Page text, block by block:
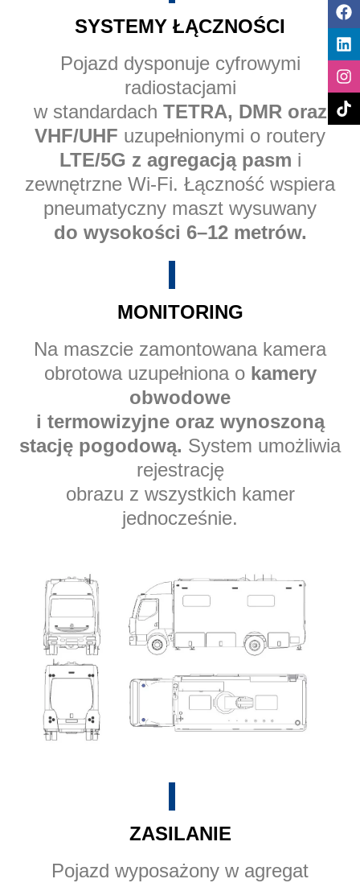
SYSTEMY ŁĄCZNOŚCI
Pojazd dysponuje cyfrowymi
radiostacjami
w standardach TETRA, DMR oraz
VHF/UHF uzupełnionymi o routery
LTE/5G z agregacją pasm i
zewnętrzne Wi-Fi. Łączność wspiera
pneumatyczny maszt wysuwany
do wysokości 6–12 metrów.
MONITORING
Na maszcie zamontowana kamera
obrotowa uzupełniona o kamery
obwodowe
i termowizyjne oraz wynoszoną
stację pogodową. System umożliwia
rejestrację
obrazu z wszystkich kamer
jednocześnie.
ZASILANIE
Pojazd wyposażony w agregat